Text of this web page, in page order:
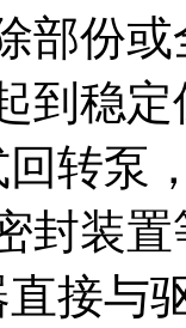
部份
到稳
转泵
封装
接与